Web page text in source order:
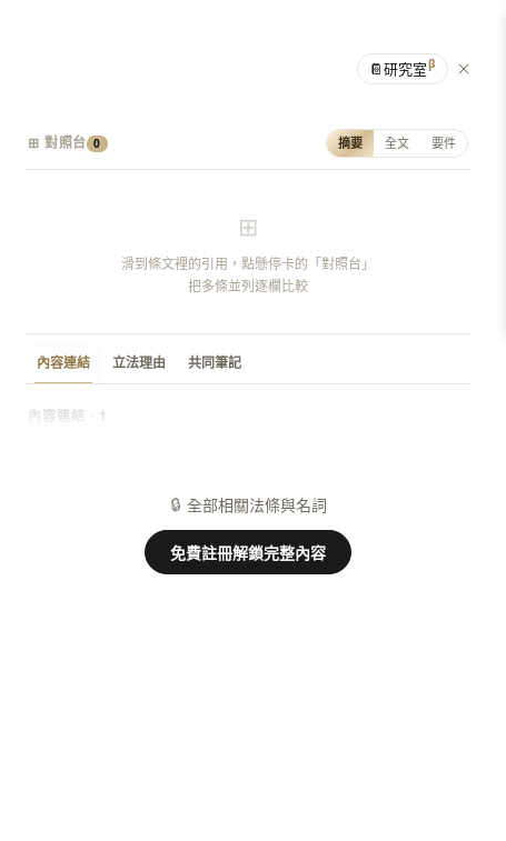
⊞ 對照台 0 摘要 全文 要件
⊞
滑到條文裡的引用，點懸停卡的「對照台」
把多條並列逐欄比較
內容連結 立法理由 共同筆記
內容連結 · 1
🔒 全部相關法條與名詞
免費註冊解鎖完整內容
📔研究室β